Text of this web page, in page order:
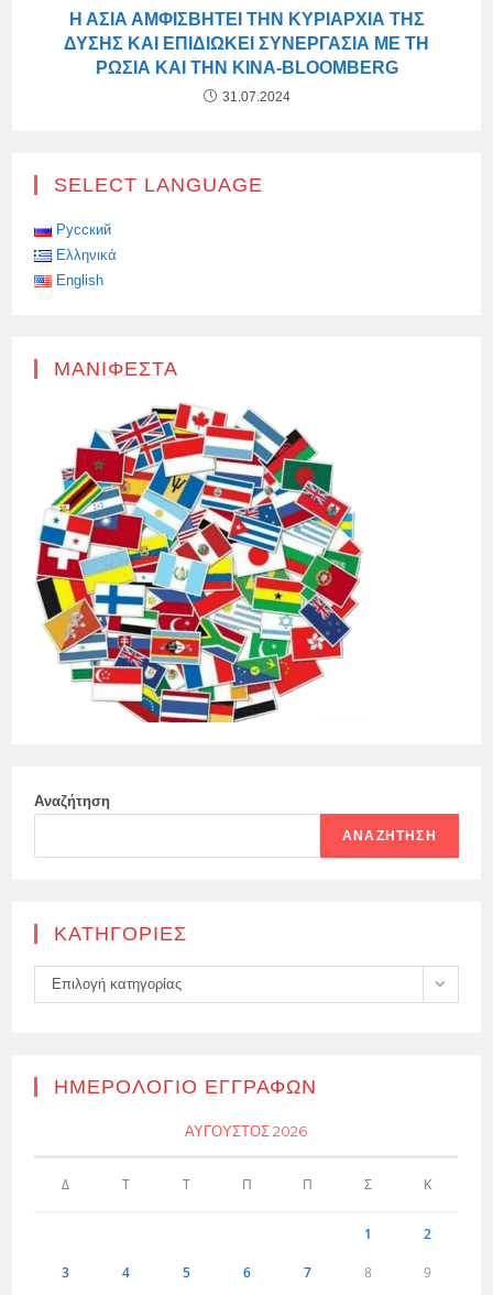
Η ΑΣΊΑ ΑΜΦΙΣΒΗΤΕΊ ΤΗΝ ΚΥΡΙΑΡΧΊΑ ΤΗΣ
ΔΎΣΗΣ ΚΑΙ ΕΠΙΔΙΏΚΕΙ ΣΥΝΕΡΓΑΣΊΑ ΜΕ ΤΗ
ΡΩΣΊΑ ΚΑΙ ΤΗΝ ΚΊΝΑ-BLOOMBERG
31.07.2024
SELECT LANGUAGE
Русский
Ελληνικά
English
ΜΑΝΙΦΈΣΤΑ
Αναζήτηση
ΑΝΑΖΉΤΗΣΗ
KΑΤΗΓΟΡΊΕΣ
Kατηγορίες
Επιλογή κατηγορίας
ΗΜΕΡΟΛΌΓΙΟ ΕΓΓΡΑΦΏΝ
ΑΎΓΟΥΣΤΟΣ 2026
Δ Τ Τ Π Π Σ Κ
1 2
3 4 5 6 7 8 9